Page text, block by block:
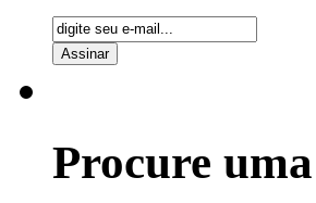
Procure